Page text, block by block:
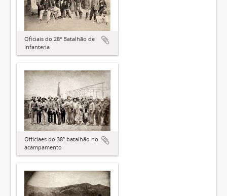
Oficiais do 28º Batalhão de
Infanteria
Officiaes do 38º batalhão no
acampamento